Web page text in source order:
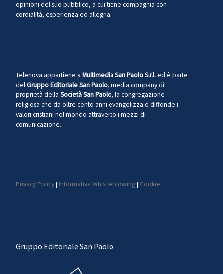
opinioni del suo pubblico, a cui tiene compagnia con
cordialità, esperienza ed allegria.
Telenova appartiene a Multimedia San Paolo S.r.l.ed è parte
delGruppo Editoriale San Paolo, media company di
proprietà della Società San Paolo, la congregazione
religiosa che da oltre cento anni evangelizza e diffonde i
valori cristiani nel mondo attraverso i mezzi di
comunicazione.
Privacy Policy| Informativa Whistleblowing| Cookie
Gruppo Editoriale San Paolo